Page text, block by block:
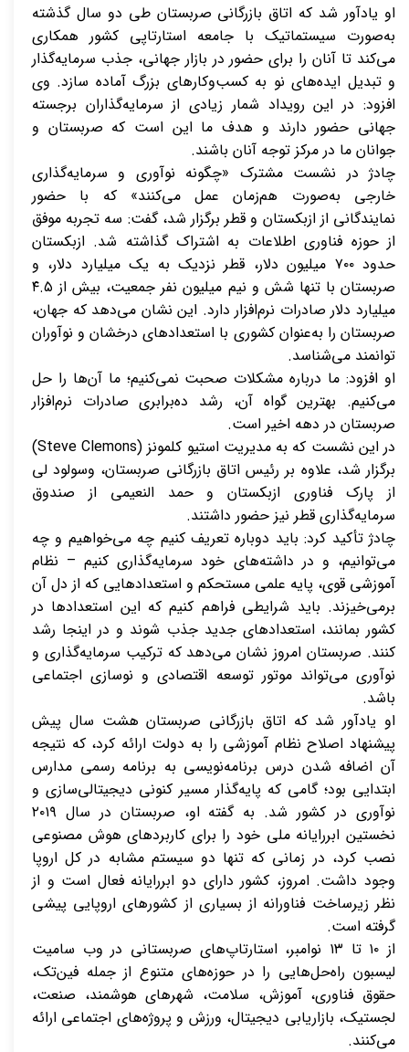
او یادآور شد که اتاق بازرگانی صربستان طی دو سال گذشته
به‌صورت سیستماتیک با جامعه استارتاپی کشور همکاری
می‌کند تا آنان را برای حضور در بازار جهانی، جذب سرمایه‌گذار
و تبدیل ایده‌های نو به کسب‌وکارهای بزرگ آماده سازد. وی
افزود: در این رویداد شمار زیادی از سرمایه‌گذاران برجسته
جهانی حضور دارند و هدف ما این است که صربستان و
جوانان ما در مرکز توجه آنان باشند.
چادژ در نشست مشترک «چگونه نوآوری و سرمایه‌گذاری
خارجی به‌صورت هم‌زمان عمل می‌کنند» که با حضور
نمایندگانی از ازبکستان و قطر برگزار شد، گفت: سه تجربه موفق
از حوزه فناوری اطلاعات به اشتراک گذاشته شد. ازبکستان
حدود ۷۰۰ میلیون دلار، قطر نزدیک به یک میلیارد دلار، و
صربستان با تنها شش و نیم میلیون نفر جمعیت، بیش از ۴.۵
میلیارد دلار صادرات نرم‌افزار دارد. این نشان می‌دهد که جهان،
صربستان را به‌عنوان کشوری با استعدادهای درخشان و نوآوران
توانمند می‌شناسد.
او افزود: ما درباره مشکلات صحبت نمی‌کنیم؛ ما آن‌ها را حل
می‌کنیم. بهترین گواه آن، رشد ده‌برابری صادرات نرم‌افزار
صربستان در دهه اخیر است.
در این نشست که به مدیریت استیو کلمونز (Steve Clemons)
برگزار شد، علاوه بر رئیس اتاق بازرگانی صربستان، وسولود لی
از پارک فناوری ازبکستان و حمد النعیمی از صندوق
سرمایه‌گذاری قطر نیز حضور داشتند.
چادژ تأکید کرد: باید دوباره تعریف کنیم چه می‌خواهیم و چه
می‌توانیم، و در داشته‌های خود سرمایه‌گذاری کنیم – نظام
آموزشی قوی، پایه علمی مستحکم و استعدادهایی که از دل آن
برمی‌خیزند. باید شرایطی فراهم کنیم که این استعدادها در
کشور بمانند، استعدادهای جدید جذب شوند و در اینجا رشد
کنند. صربستان امروز نشان می‌دهد که ترکیب سرمایه‌گذاری و
نوآوری می‌تواند موتور توسعه اقتصادی و نوسازی اجتماعی
باشد.
او یادآور شد که اتاق بازرگانی صربستان هشت سال پیش
پیشنهاد اصلاح نظام آموزشی را به دولت ارائه کرد، که نتیجه
آن اضافه شدن درس برنامه‌نویسی به برنامه رسمی مدارس
ابتدایی بود؛ گامی که پایه‌گذار مسیر کنونی دیجیتالی‌سازی و
نوآوری در کشور شد. به گفته او، صربستان در سال ۲۰۱۹
نخستین ابررایانه ملی خود را برای کاربردهای هوش مصنوعی
نصب کرد، در زمانی که تنها دو سیستم مشابه در کل اروپا
وجود داشت. امروز، کشور دارای دو ابررایانه فعال است و از
نظر زیرساخت فناورانه از بسیاری از کشورهای اروپایی پیشی
گرفته است.
از ۱۰ تا ۱۳ نوامبر، استارتاپ‌های صربستانی در وب سامیت
لیسبون راه‌حل‌هایی را در حوزه‌های متنوع از جمله فین‌تک،
حقوق فناوری، آموزش، سلامت، شهرهای هوشمند، صنعت،
لجستیک، بازاریابی دیجیتال، ورزش و پروژه‌های اجتماعی ارائه
می‌کنند.